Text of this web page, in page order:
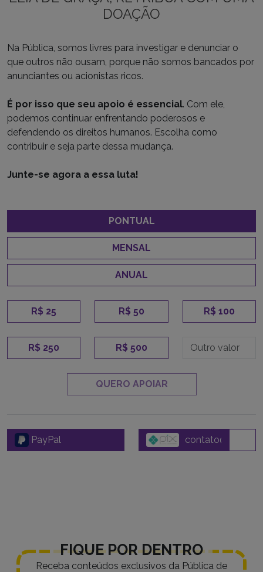
DOAÇÃO
Na Pública, somos livres para investigar e denunciar o
que outros não ousam, porque não somos bancados por
anunciantes ou acionistas ricos.
É por isso que seu apoio é essencial. Com ele,
podemos continuar enfrentando poderosos e
defendendo os direitos humanos. Escolha como
contribuir e seja parte dessa mudança.
Junte-se agora a essa luta!
PONTUAL
MENSAL
ANUAL
R$ 25 R$ 50 R$ 100
R$ 250 R$ 500
QUERO APOIAR
PayPal
FIQUE POR DENTRO
Receba conteúdos exclusivos da Pública de